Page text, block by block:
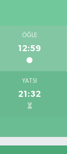
ÖĞLE
12:59
YATSI
21:32